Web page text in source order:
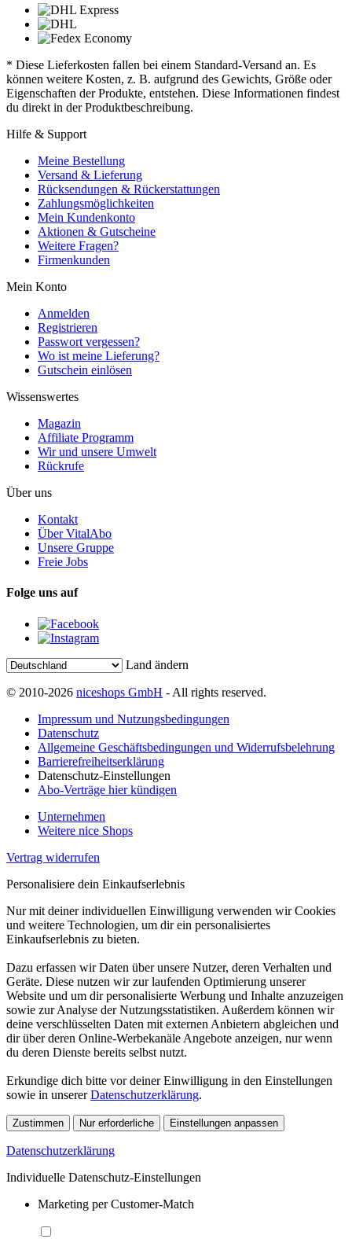
* Diese Lieferkosten fallen bei einem Standard-Versand an. Es
können weitere Kosten, z. B. aufgrund des Gewichts, Größe oder
Eigenschaften der Produkte, entstehen. Diese Informationen findest
du direkt in der Produktbeschreibung.
Hilfe & Support
Meine Bestellung
Versand & Lieferung
Rücksendungen & Rückerstattungen
Zahlungsmöglichkeiten
Mein Kundenkonto
Aktionen & Gutscheine
Weitere Fragen?
Firmenkunden
Mein Konto
Anmelden
Registrieren
Passwort vergessen?
Wo ist meine Lieferung?
Gutschein einlösen
Wissenswertes
Magazin
Affiliate Programm
Wir und unsere Umwelt
Rückrufe
Über uns
Kontakt
Über VitalAbo
Unsere Gruppe
Freie Jobs
Folge uns auf
Land ändern
© 2010-2026 niceshops GmbH - All rights reserved.
Impressum und Nutzungsbedingungen
Datenschutz
Allgemeine Geschäftsbedingungen und Widerrufsbelehrung
Barrierefreiheitserklärung
Datenschutz-Einstellungen
Abo-Verträge hier kündigen
Unternehmen
Weitere nice Shops
Vertrag widerrufen
Personalisiere dein Einkaufserlebnis
Nur mit deiner individuellen Einwilligung verwenden wir Cookies
und weitere Technologien, um dir ein personalisiertes
Einkaufserlebnis zu bieten.
Dazu erfassen wir Daten über unsere Nutzer, deren Verhalten und
Geräte. Diese nutzen wir zur laufenden Optimierung unserer
Website und um dir personalisierte Werbung und Inhalte anzuzeigen
sowie zur Analyse der Nutzungsstatistiken. Außerdem können wir
deine verschlüsselten Daten mit externen Anbietern abgleichen und
dir über deren Online-Werbekanäle Angebote anzeigen, nur wenn
du deren Dienste bereits selbst nutzt.
Erkundige dich bitte vor deiner Einwilligung in den Einstellungen
sowie in unsererDatenschutzerklärung.
Zustimmen Nur erforderliche Einstellungen anpassen
Datenschutzerklärung
Individuelle Datenschutz-Einstellungen
Marketing per Customer-Match